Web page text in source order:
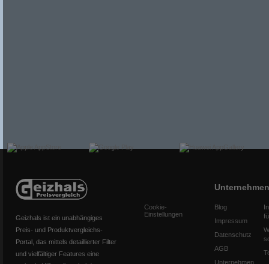
Geizhals ist ein unabhängiges
Preis- und Produktvergleichs-
Portal, das mittels detaillierter Filter
und vielfältiger Features eine
Cookie-
Einstellungen
Unternehmen
Blog
Impressum
Datenschutz
AGB
Unternehmen